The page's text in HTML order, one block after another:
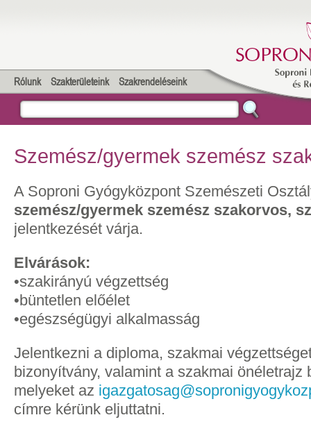
Rólunk Szakterületeink Szakrendeléseink
Szemész/gyermek szemész
A Soproni Gyógyközpont Szemészeti
szemész/gyermek szemész szakorvos,
jelentkezését várja.
Elvárások:
•szakirányú végzettség
•büntetlen előélet
•egészségügyi alkalmasság
Jelentkezni a diploma, szakmai
bizonyítvány, valamint a szakmai önéletrajz
melyeket az
címre kérünk eljuttatni.